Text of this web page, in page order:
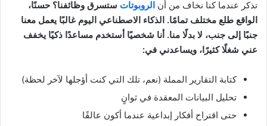
تذكر عندما كنا نخاف من أن الروبوتات ستسرق وظائفنا؟ حسنًا،
الواقع طلع مختلف تمامًا. الذكاء الاصطناعي اليوم غالبًا يعمل معنا
جنبًا إلى جنب، لا بدلًا منا. أنا شخصيًا أستخدم مساعدًا ذكيًا يخفف
عني شغلًا كثيرًا، ويساعدني في:
كتابة التقارير المملة (نعم، تلك التي كنت أؤجلها لآخر لحظة)
تحليل البيانات المعقدة في ثوانٍ
حتى اقتراح أفكار إبداعية عندما أكون عالقًا